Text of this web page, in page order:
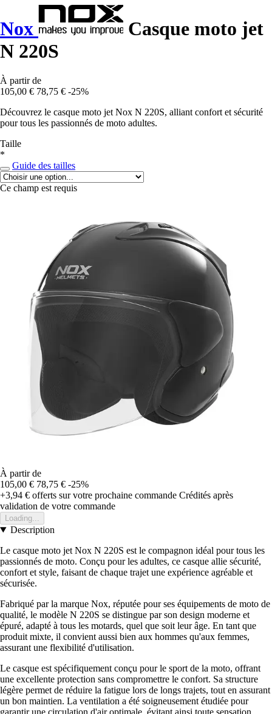
Nox
Casque moto jet
N 220S
À partir de
105,00 € 78,75 € -25%
Découvrez le casque moto jet Nox N 220S, alliant confort et sécurité
pour tous les passionnés de moto adultes.
Taille
*
Guide des tailles
Ce champ est requis
À partir de
105,00 € 78,75 € -25%
+3,94 € offerts sur votre prochaine commande Crédités après
validation de votre commande
Loading...
Description
Le casque moto jet Nox N 220S est le compagnon idéal pour tous les
passionnés de moto. Conçu pour les adultes, ce casque allie sécurité,
confort et style, faisant de chaque trajet une expérience agréable et
sécurisée.
Fabriqué par la marque Nox, réputée pour ses équipements de moto de
qualité, le modèle N 220S se distingue par son design moderne et
épuré, adapté à tous les motards, quel que soit leur âge. En tant que
produit mixte, il convient aussi bien aux hommes qu'aux femmes,
assurant une flexibilité d'utilisation.
Le casque est spécifiquement conçu pour le sport de la moto, offrant
une excellente protection sans compromettre le confort. Sa structure
légère permet de réduire la fatigue lors de longs trajets, tout en assurant
un bon maintien. La ventilation a été soigneusement étudiée pour
garantir une circulation d'air optimale, évitant ainsi toute sensation